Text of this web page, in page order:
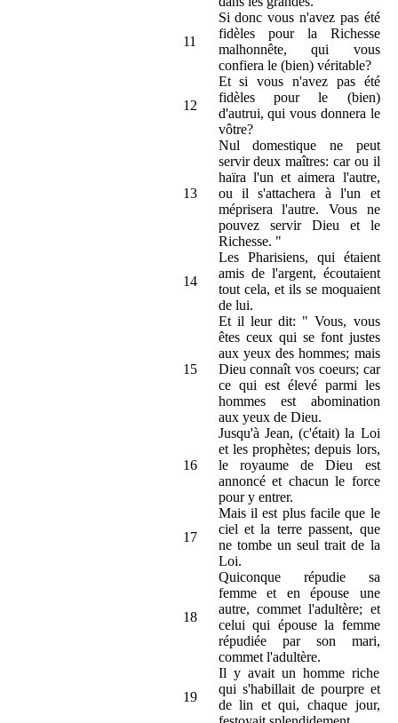
11
Si donc vous n'avez pas été
fidèles pour la Richesse
malhonnête, qui vous
confiera le (bien) véritable?
12
Et si vous n'avez pas été
fidèles pour le (bien)
d'autrui, qui vous donnera le
vôtre?
13
Nul domestique ne peut
servir deux maîtres: car ou il
haïra l'un et aimera l'autre,
ou il s'attachera à l'un et
méprisera l'autre. Vous ne
pouvez servir Dieu et le
Richesse. "
14
Les Pharisiens, qui étaient
amis de l'argent, écoutaient
tout cela, et ils se moquaient
de lui.
15
Et il leur dit: " Vous, vous
êtes ceux qui se font justes
aux yeux des hommes; mais
Dieu connaît vos coeurs; car
ce qui est élevé parmi les
hommes est abomination
aux yeux de Dieu.
16
Jusqu'à Jean, (c'était) la Loi
et les prophètes; depuis lors,
le royaume de Dieu est
annoncé et chacun le force
pour y entrer.
17
Mais il est plus facile que le
ciel et la terre passent, que
ne tombe un seul trait de la
Loi.
18
Quiconque répudie sa
femme et en épouse une
autre, commet l'adultère; et
celui qui épouse la femme
répudiée par son mari,
commet l'adultère.
19
Il y avait un homme riche
qui s'habillait de pourpre et
de lin et qui, chaque jour,